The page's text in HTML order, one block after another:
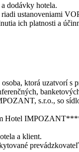
dodávky hotela.
ustanoveniami
ich platnosti a
ktorá uzatvorí
s.r.o., so
Hotel
a klient.